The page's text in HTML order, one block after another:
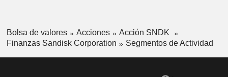
Bolsa de valores Acciones
Acción SNDK
Finanzas Sandisk Corporation
Segmentos de Actividad